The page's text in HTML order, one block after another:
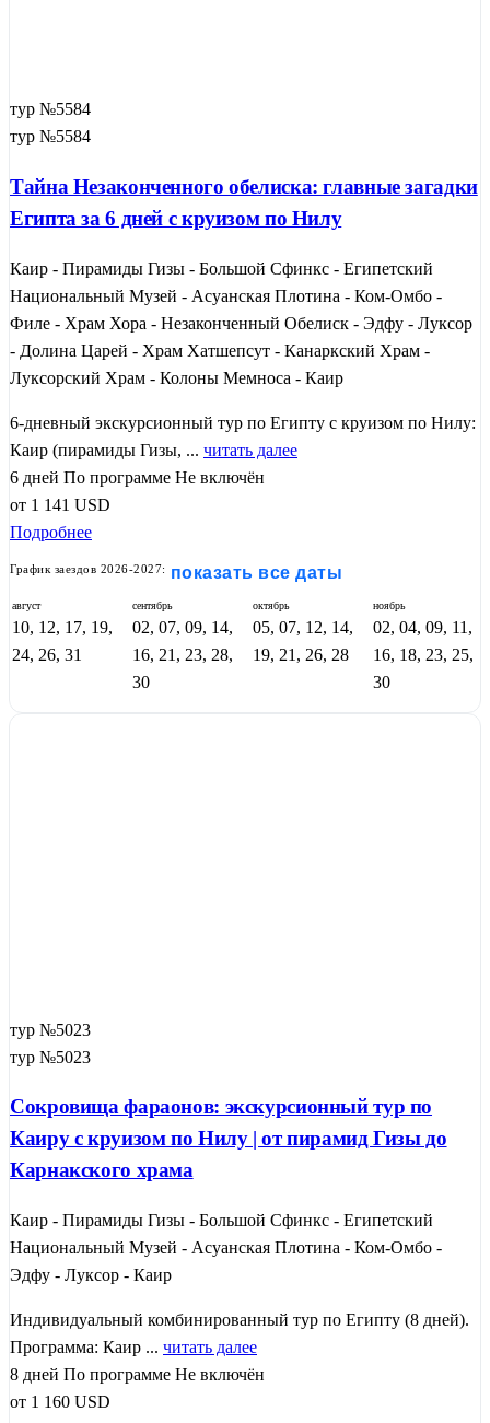
тур №5584
тур №5584
Тайна Незаконченного обелиска: главные загадки
Египта за 6 дней с круизом по Нилу
Каир - Пирамиды Гизы - Большой Сфинкс - Египетский
Национальный Музей - Асуанская Плотина - Ком-Омбо -
Филе - Храм Хора - Незаконченный Обелиск - Эдфу - Луксор
- Долина Царей - Храм Хатшепсут - Канаркский Храм -
Луксорский Храм - Колоны Мемноса - Каир
6-дневный экскурсионный тур по Египту с круизом по Нилу:
Каир (пирамиды Гизы, ... читать далее
6 дней По программе Не включён
от 1 141 USD
Подробнее
График заездов 2026-2027: показать все даты
август
10, 12, 17, 19,
24, 26, 31
сентябрь
02, 07, 09, 14,
16, 21, 23, 28,
30
октябрь
05, 07, 12, 14,
19, 21, 26, 28
ноябрь
02, 04, 09, 11,
16, 18, 23, 25,
30
тур №5023
тур №5023
Сокровища фараонов: экскурсионный тур по
Каиру с круизом по Нилу | от пирамид Гизы до
Карнакского храма
Каир - Пирамиды Гизы - Большой Сфинкс - Египетский
Национальный Музей - Асуанская Плотина - Ком-Омбо -
Эдфу - Луксор - Каир
Индивидуальный комбинированный тур по Египту (8 дней).
Программа: Каир ... читать далее
8 дней По программе Не включён
от 1 160 USD